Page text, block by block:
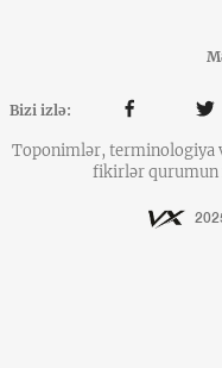
Bizi izlə:
Toponimlər, terminologiya
fikirlər qurumun